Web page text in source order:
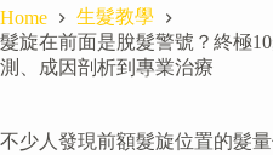
Home
生髮教學
髮旋在前面是脫髮警號？終極
測、成因剖析到專業治療
不少人發現前額髮旋位置的髮